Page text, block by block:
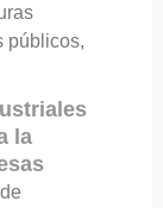
públicos,
la